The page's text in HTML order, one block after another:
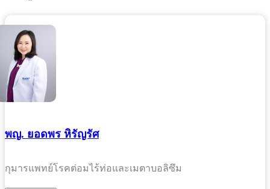
พญ. ยอดพร หิรัญรัศ
กุมารแพทย์โรคต่อมไร้ท่อและเมตาบอลิซึม